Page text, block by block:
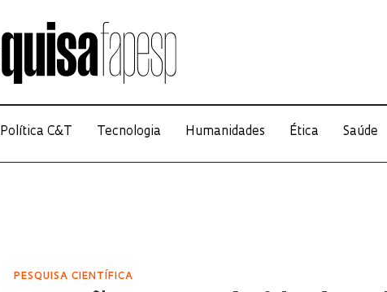
Política C&T Tecnologia Humanidades Ética Saúde
PESQUISA CIENTÍFICA